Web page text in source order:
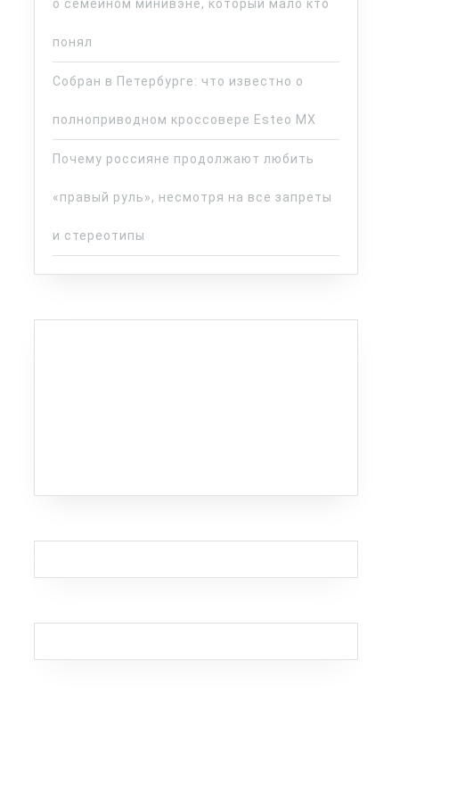
о семейном минивэне, который мало кто
понял
Собран в Петербурге: что известно о
полноприводном кроссовере Esteo MX
Почему россияне продолжают любить
«правый руль», несмотря на все запреты
и стереотипы